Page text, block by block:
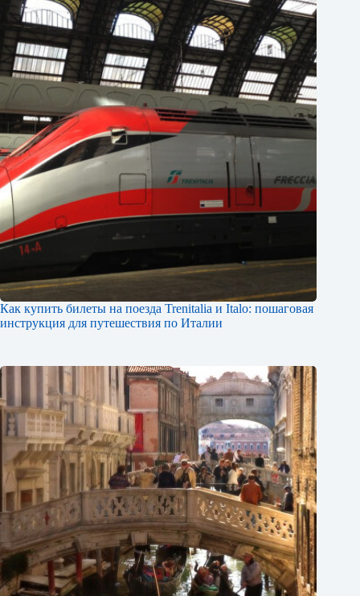
Как купить билеты на поезда Trenitalia и Italo: пошаговая
инструкция для путешествия по Италии